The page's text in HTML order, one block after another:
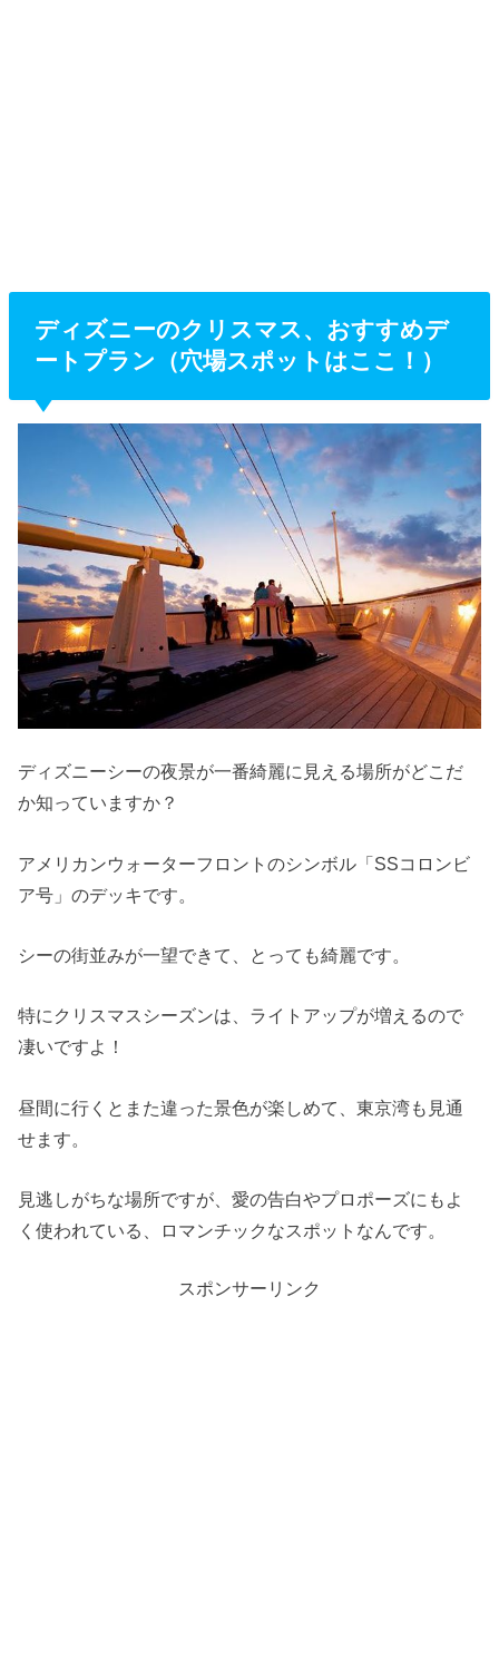
ディズニーのクリスマス、おすすめデ
ートプラン（穴場スポットはここ！）
ディズニーシーの夜景が一番綺麗に見える場所がどこだ
か知っていますか？
アメリカンウォーターフロントのシンボル「SSコロンビ
ア号」のデッキです。
シーの街並みが一望できて、とっても綺麗です。
特にクリスマスシーズンは、ライトアップが増えるので
凄いですよ！
昼間に行くとまた違った景色が楽しめて、東京湾も見通
せます。
見逃しがちな場所ですが、愛の告白やプロポーズにもよ
く使われている、ロマンチックなスポットなんです。
スポンサーリンク